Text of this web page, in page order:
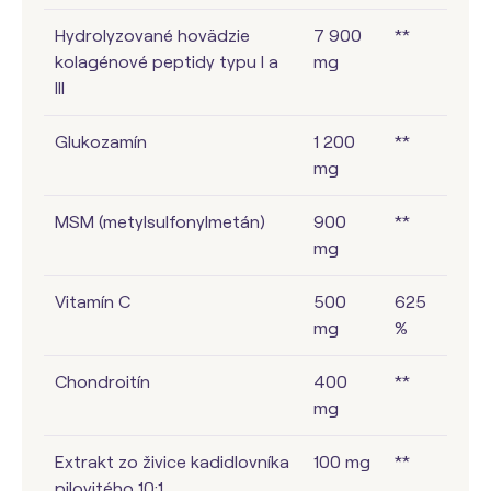
Hydrolyzované hovädzie
kolagénové peptidy typu I a
III
7 900
mg
**
Glukozamín
1 200
mg
**
MSM (metylsulfonylmetán)
900
mg
**
Vitamín C
500
mg
625
%
Chondroitín
400
mg
**
Extrakt zo živice kadidlovníka
100 mg **